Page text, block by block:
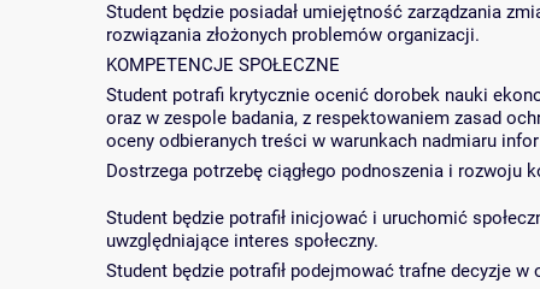
Student będzie posiadał umiejętność zarządzania
rozwiązania złożonych problemów organizacji.
KOMPETENCJE SPOŁECZNE
Student potrafi krytycznie ocenić dorobek nauki
oraz w zespole badania, z respektowaniem zasad
oceny odbieranych treści w warunkach nadmiaru
Dostrzega potrzebę ciągłego podnoszenia i rozwoju
Student będzie potrafił inicjować i uruchomić
uwzględniające interes społeczny.
Student będzie potrafił podejmować trafne decyzje